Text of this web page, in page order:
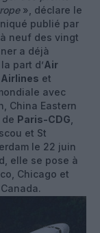
», déclare le
publié par
neuf des vingt
a déjà
part d’Air
et
avec
China Eastern
Paris-CDG
et St
le 22 juin
elle se pose à
Chicago et